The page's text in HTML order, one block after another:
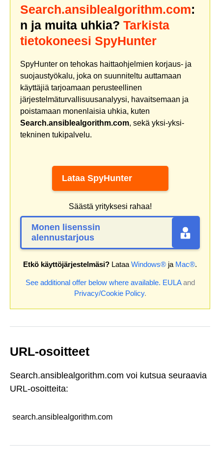
Search.ansiblealgorithm.com:
n ja muita uhkia? Tarkista
tietokoneesi SpyHunter
SpyHunter on tehokas haittaohjelmien korjaus- ja
suojaustyökalu, joka on suunniteltu auttamaan
käyttäjiä tarjoamaan perusteellinen
järjestelmäturvallisuusanalyysi, havaitsemaan ja
poistamaan monenlaisia uhkia, kuten
Search.ansiblealgorithm.com, sekä yksi-yksi-
tekninen tukipalvelu.
Lataa SpyHunter
Säästä yrityksesi rahaa!
Monen lisenssin
alennustarjous
Etkö käyttöjärjestelmäsi? Lataa Windows® ja Mac®.
See additional offer below where available. EULAand
Privacy/Cookie Policy.
URL-osoitteet
Search.ansiblealgorithm.com voi kutsua seuraavia
URL-osoitteita:
search.ansiblealgorithm.com